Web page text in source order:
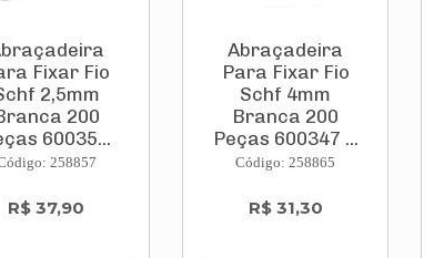
Fixar Fio
2,5mm
200
60035...
258857
R$ 37,90
Abraçadeira
Para Fixar Fio
Schf 4mm
Branca 200
Peças 600347 ...
Código: 258865
R$ 31,30